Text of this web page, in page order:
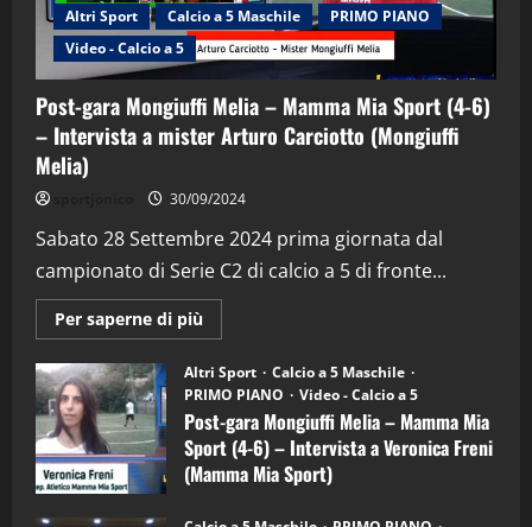
Altri Sport Calcio a 5 Maschile
PRIMO PIANO
Video - Calcio a 5
Post-gara Mongiuffi Melia – Mamma Mia Sport (4-6)
– Intervista a mister Arturo Carciotto (Mongiuffi
Melia)
30/09/2024
Sabato 28 Settembre 2024 prima giornata dal
campionato di Serie C2 di calcio a 5 di fronte...
Per saperne di più
informazioni
Post-
gara
Mongiuffi
Melia
–
Mamma
Mia
Sport
6)
Altri Sport
Calcio a 5 Maschile
PRIMO PIANO
Video - Calcio a 5
Post-gara Mongiuffi Melia – Mamma Mia
Sport (4-6) – Intervista a Veronica Freni
(Mamma Mia Sport)
2
“SportEmpire” in Podcast: 29^ Puntata
(Martedi 28 Aprile 2026)
28/04/2026
3
"SportEmpire" in Podcast
“SportEmpire” in Podcast: 28^ Puntata
(Martedi 21 Aprile 2026)
21/04/2026